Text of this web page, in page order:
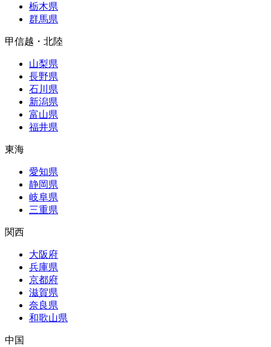
栃木県
群馬県
甲信越・北陸
山梨県
長野県
石川県
新潟県
富山県
福井県
東海
愛知県
静岡県
岐阜県
三重県
関西
大阪府
兵庫県
京都府
滋賀県
奈良県
和歌山県
中国